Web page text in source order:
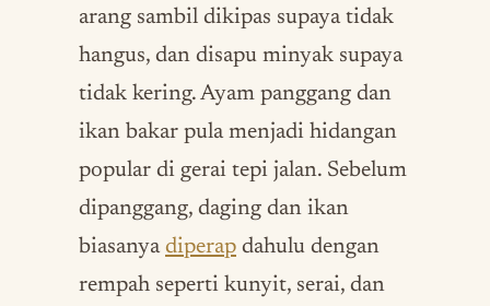
arang sambil dikipas supaya tidak
hangus, dan disapu minyak supaya
tidak kering. Ayam panggang dan
ikan bakar pula menjadi hidangan
popular di gerai tepi jalan. Sebelum
dipanggang, daging dan ikan
biasanya diperap dahulu dengan
rempah seperti kunyit, serai, dan